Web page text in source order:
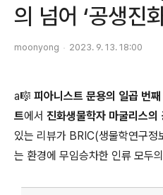
의 넘어 ‘공생진
moonyong 2023. 9. 13. 18:00
a🎼 피아니스트 문용의 일곱 번
트에서 진화생물학자 마굴리스의
있는 리뷰가 BRIC(생물학연구
는 환경에 무임승차한 인류 모두